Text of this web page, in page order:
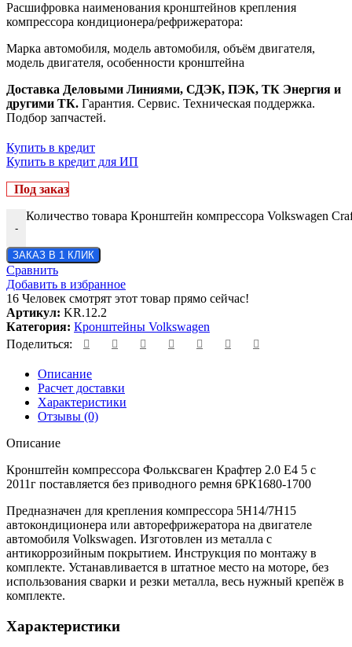
Расшифровка наименования кронштейнов крепления
компрессора кондиционера/рефрижератора:
Марка автомобиля, модель автомобиля, объём двигателя,
модель двигателя, особенности кронштейна
Доставка Деловыми Линиями, СДЭК, ПЭК, ТК Энергия и
другими ТК. Гарантия. Сервис. Техническая поддержка.
Подбор запчастей.
Купить в кредит
Купить в кредит для ИП
Под заказ
-
Количество товара Кронштейн компрессора Volkswagen
ЗАКАЗ В 1 КЛИК
Сравнить
Добавить в избранное
16 Человек смотрят этот товар прямо сейчас!
Артикул: KR.12.2
Категория: Кронштейны Volkswagen
Поделиться:
Описание
Расчет доставки
Характеристики
Отзывы (0)
Описание
Кронштейн компрессора Фольксваген Крафтер 2.0 Е4 5 с
2011г поставляется без приводного ремня 6РК1680-1700
Предназначен для крепления компрессора 5H14/7H15
автокондиционера или авторефрижератора на двигателе
автомобиля Volkswagen. Изготовлен из металла с
антикоррозийным покрытием. Инструкция по монтажу в
комплекте. Устанавливается в штатное место на моторе, без
использования сварки и резки металла, весь нужный крепёж в
комплекте.
Характеристики